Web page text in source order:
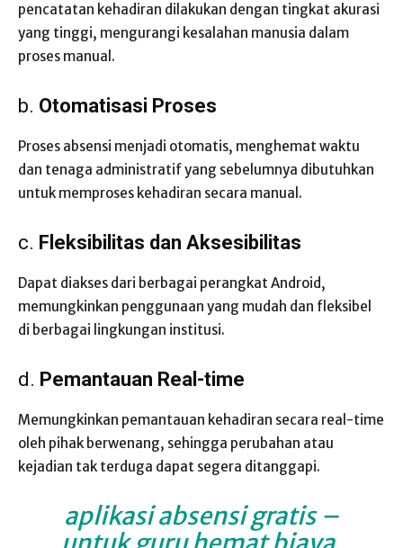
pencatatan kehadiran dilakukan dengan tingkat akurasi
yang tinggi, mengurangi kesalahan manusia dalam
proses manual.
b. Otomatisasi Proses
Proses absensi menjadi otomatis, menghemat waktu
dan tenaga administratif yang sebelumnya dibutuhkan
untuk memproses kehadiran secara manual.
c. Fleksibilitas dan Aksesibilitas
Dapat diakses dari berbagai perangkat Android,
memungkinkan penggunaan yang mudah dan fleksibel
di berbagai lingkungan institusi.
d. Pemantauan Real-time
Memungkinkan pemantauan kehadiran secara real-time
oleh pihak berwenang, sehingga perubahan atau
kejadian tak terduga dapat segera ditanggapi.
aplikasi absensi gratis–